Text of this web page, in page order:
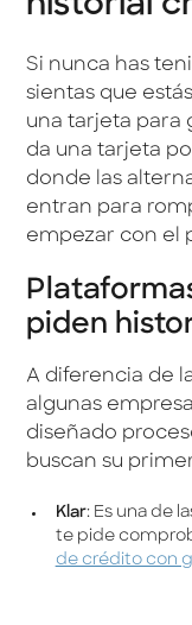
Si nunca has
sientas que
una tarjeta para
da una tarjeta
donde las
entran para
empezar con el
piden
A diferencia de
algunas
diseñado
buscan su
Klar: Es una de
te pide
de crédito con